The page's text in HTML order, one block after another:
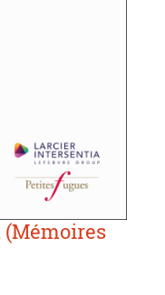
(Mémoires